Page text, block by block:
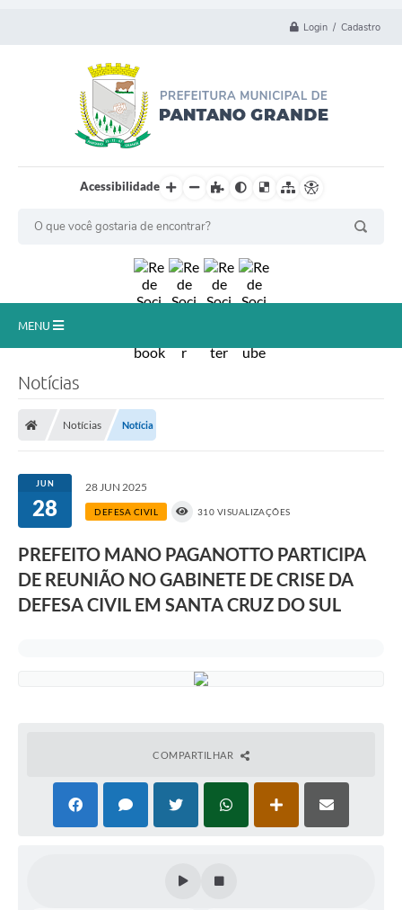
Login / Cadastro
Acessibilidade
MENU
Publicações / Transparência
Secretarias
Expocal, Festa do Cavalo e o Relincho da Canção Nativa
Contato
Arquivos para Download
Notícias
Notícias Notícia
JUN
28
28 JUN 2025
DEFESA CIVIL 310 VISUALIZAÇÕES
PREFEITO MANO PAGANOTTO PARTICIPA
DE REUNIÃO NO GABINETE DE CRISE DA
DEFESA CIVIL EM SANTA CRUZ DO SUL
COMPARTILHAR